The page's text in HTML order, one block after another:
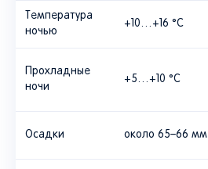
Температура
ночью
+10…+16 °C
Прохладные
ночи
+5…+10 °C
Осадки около 65–66 мм